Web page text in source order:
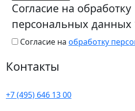
Согласие на обработку
персональных данных
Согласие на обработку
Контакты
+7 (495) 646 13 00